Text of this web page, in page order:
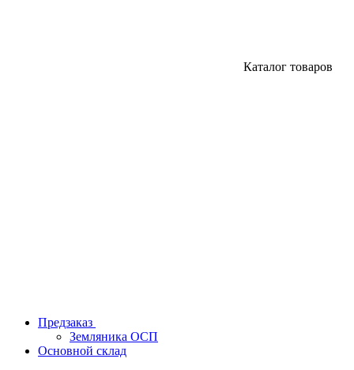
Каталог товаров
Предзаказ
Земляника ОСП
Основной склад